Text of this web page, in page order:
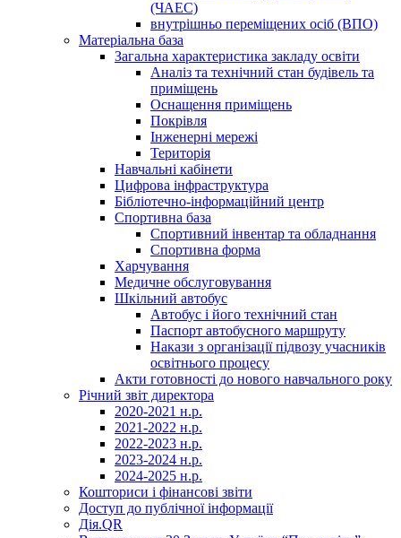
(ЧАЕС)
внутрішньо переміщених осіб (ВПО)
Матеріальна база
Загальна характеристика закладу освіти
Аналіз та технічний стан будівель та
приміщень
Оснащення приміщень
Покрівля
Інженерні мережі
Територія
Навчальні кабінети
Цифрова інфраструктура
Бібліотечно-інформаційний центр
Спортивна база
Спортивний інвентар та обладнання
Спортивна форма
Харчування
Медичне обслуговування
Шкільний автобус
Автобус і його технічний стан
Паспорт автобусного маршруту
Накази з організації підвозу учасників
освітнього процесу
Акти готовності до нового навчального року
Річний звіт директора
2020-2021 н.р.
2021-2022 н.р.
2022-2023 н.р.
2023-2024 н.р.
2024-2025 н.р.
Кошториси і фінансові звіти
Доступ до публічної інформації
Дія.QR